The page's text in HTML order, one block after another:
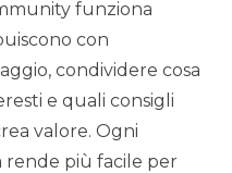
funziona
con
condividere cosa
e quali consigli
valore. Ogni
rende più facile per